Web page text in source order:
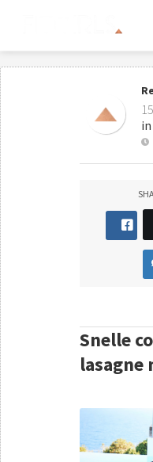
in
Snelle